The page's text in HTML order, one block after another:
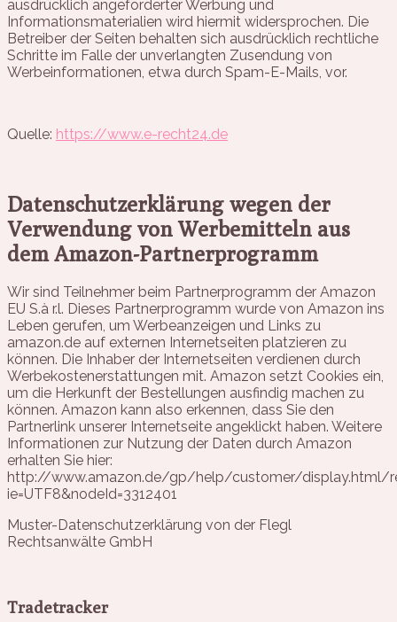
ausdrücklich angeforderter Werbung und
Informationsmaterialien wird hiermit widersprochen. Die
Betreiber der Seiten behalten sich ausdrücklich rechtliche
Schritte im Falle der unverlangten Zusendung von
Werbeinformationen, etwa durch Spam-E-Mails, vor.
Quelle: https://www.e-recht24.de
Datenschutzerklärung wegen der
Verwendung von Werbemitteln aus
dem Amazon-Partnerprogramm
Wir sind Teilnehmer beim Partnerprogramm der Amazon
EU S.à r.l. Dieses Partnerprogramm wurde von Amazon ins
Leben gerufen, um Werbeanzeigen und Links zu
amazon.de auf externen Internetseiten platzieren zu
können. Die Inhaber der Internetseiten verdienen durch
Werbekostenerstattungen mit. Amazon setzt Cookies ein,
um die Herkunft der Bestellungen ausfindig machen zu
können. Amazon kann also erkennen, dass Sie den
Partnerlink unserer Internetseite angeklickt haben. Weitere
Informationen zur Nutzung der Daten durch Amazon
erhalten Sie hier:
http://www.amazon.de/gp/help/customer/display.html/
ie=UTF8&nodeId=3312401
Muster-Datenschutzerklärung von der Flegl
Rechtsanwälte GmbH
Tradetracker